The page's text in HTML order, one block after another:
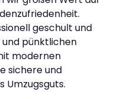
geschult und
pünktlichen
modernen
sichere und
Umzugsguts.